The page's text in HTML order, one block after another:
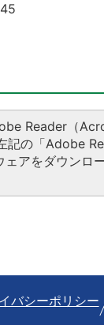
Reader（
記の「Adobe
アをダウンロ
バシーポリシー